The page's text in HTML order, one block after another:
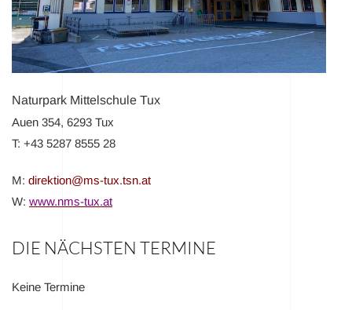
Naturpark Mittelschule Tux
Auen 354, 6293 Tux
T: +43 5287 8555 28
M: direktion@ms-tux.tsn.at
W: www.nms-tux.at
DIE NÄCHSTEN TERMINE
Keine Termine